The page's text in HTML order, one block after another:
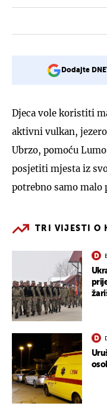
Dodajte
Djeca vole koristiti
aktivni vulkan,
Ubrzo, pomoću
posjetiti mjesta iz
potrebno samo malo
TRI VIJESTI O